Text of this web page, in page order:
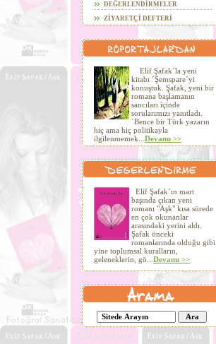
DEĞERLENDİRMELER
ZİYARETÇİ DEFTERİ
Elif Şafak´la yeni
kitabı ´Şemspare´yi
konuştuk. Şafak, yeni bir
romana başlamanın
sancıları içinde
sorularımızı yanıtladı.
´Bence bir Türk yazarın
hiç ama hiç politikayla
ilgilenmemek... Devamı >>
Elif Şafak´ın mart
başında çıkan yeni
romanı "Aşk" kısa sürede
en çok okunanlar
arasındaki yerini aldı.
Şafak önceki
romanlarında olduğu gibi
yine toplumsal kuralların,
geleneklerin, gö... Devamı >>